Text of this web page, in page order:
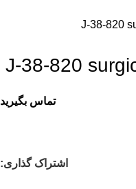
تماس بگیرید
اشتراک گذاری: